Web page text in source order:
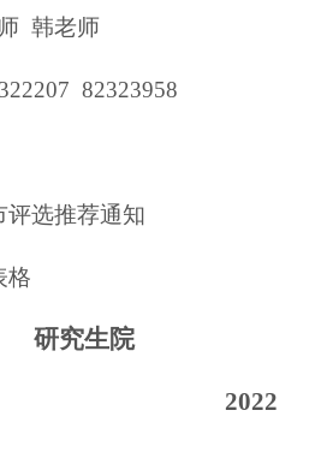
韩老师
82323958
评选推荐通知
格
研究生院
2022